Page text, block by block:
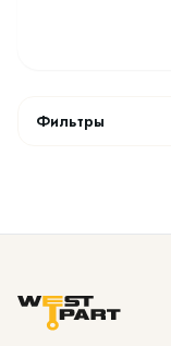
Фильтры